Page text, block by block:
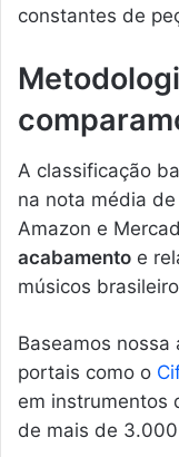
constantes de
A classificação
na nota média
Amazon e
acabamento e
músicos
Baseamos
portais como o
em instrumentos
de mais de